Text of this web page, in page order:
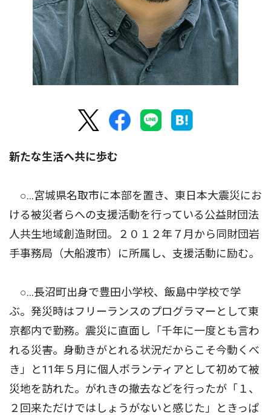
新たな生活へ共に歩む
○…宮城県名取市に本部を置き、東日本大震災にお
ける被災者らへの支援活動を行っている公益財団法
人共生地域創造財団。２０１２年７月から同財団岩
手事務局（大船渡市）に所属し、支援活動に励む。
○…長沼町出身で豊田小学校、飯島中学校で学
ぶ。発災時はフリーランスのプログラマーとして東
京都内で勤務。震災に直面し「千年に一度とも言わ
れる災害。身動きがとれる状況だからこそ今動くべ
き」と11年５月に個人ボランティアとして初めて被
災地を訪れた。がれきの撤去などを行ったが「１、
２回来ただけではしょうがないと感じた」ときっぱ